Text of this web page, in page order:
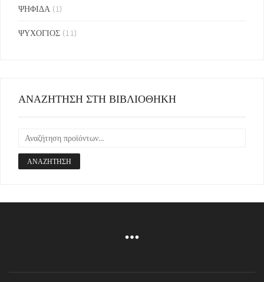
ΨΗΦΙΔΑ (1)
ΨΥΧΟΓΙΟΣ (11)
ΑΝΑΖΗΤΗΣΗ ΣΤΗ ΒΙΒΛΙΟΘΗΚΗ
ΑΝΑΖΉΤΗΣΗ